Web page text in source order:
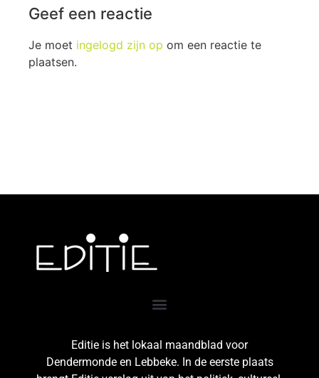
Geef een reactie
Je moet ingelogd zijn op om een reactie te
plaatsen.
Editie is het lokaal maandblad voor
Dendermonde en Lebbeke. In de eerste plaats